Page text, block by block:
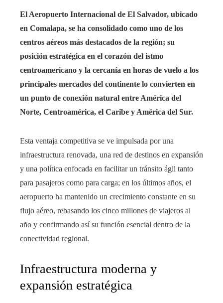
El Aeropuerto Internacional de El Salvador, ubicado
en Comalapa, se ha consolidado como uno de los
centros aéreos más destacados de la región; su
posición estratégica en el corazón del istmo
centroamericano y la cercanía en horas de vuelo a los
principales mercados del continente lo convierten en
un punto de conexión natural entre América del
Norte, Centroamérica, el Caribe y América del Sur.
Esta ventaja competitiva se ve impulsada por una
infraestructura renovada, una red de destinos en expansión
y una política enfocada en facilitar un tránsito ágil tanto
para pasajeros como para carga; en los últimos años, el
aeropuerto ha mantenido un crecimiento constante en su
flujo aéreo, rebasando los cinco millones de viajeros al
año y confirmando así su función esencial dentro de la
conectividad regional.
Infraestructura moderna y
expansión estratégica